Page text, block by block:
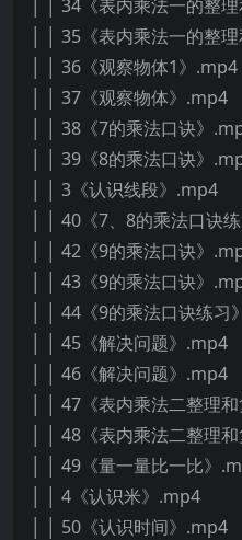
│ │ 34《表内乘法一的整
│ │ 35《表内乘法一的整
│ │ 36《观察物体1》.mp4
│ │ 37《观察物体》.mp4
│ │ 38《7的乘法口诀》
│ │ 39《8的乘法口诀》
│ │ 3《认识线段》.mp4
│ │ 40《7、8的乘法口诀
│ │ 42《9的乘法口诀》
│ │ 43《9的乘法口诀》
│ │ 44《9的乘法口诀练习
│ │ 45《解决问题》.mp4
│ │ 46《解决问题》.mp4
│ │ 47《表内乘法二整理
│ │ 48《表内乘法二整理
│ │ 49《量一量比一比》
│ │ 4《认识米》.mp4
│ │ 50《认识时间》.mp4